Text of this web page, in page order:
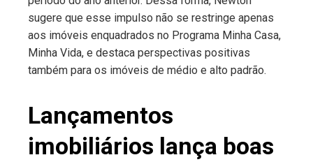
sugere que esse impulso não se restringe apenas
aos imóveis enquadrados no Programa Minha Casa,
Minha Vida, e destaca perspectivas positivas
também para os imóveis de médio e alto padrão.
Lançamentos
imobiliários lança boas